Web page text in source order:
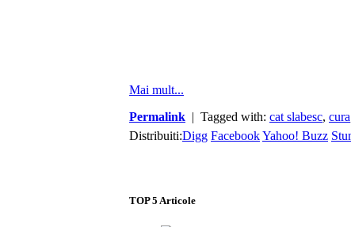
Mai mult...
Permalink | Tagged with: cat slabesc, cura
Distribuiti:Digg FacebookYahoo! Buzz
TOP5 Articole